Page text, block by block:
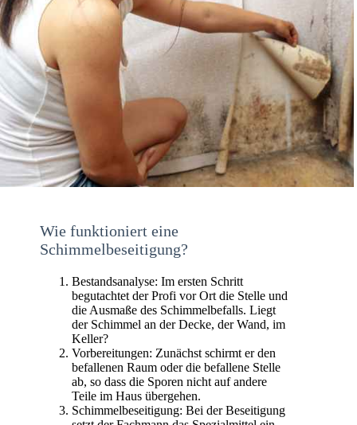
Wie funktioniert eine
Schimmelbeseitigung?
Bestandsanalyse: Im ersten Schritt
begutachtet der Profi vor Ort die Stelle und
die Ausmaße des Schimmelbefalls. Liegt
der Schimmel an der Decke, der Wand, im
Keller?
Vorbereitungen: Zunächst schirmt er den
befallenen Raum oder die befallene Stelle
ab, so dass die Sporen nicht auf andere
Teile im Haus übergehen.
Schimmelbeseitigung: Bei der Beseitigung